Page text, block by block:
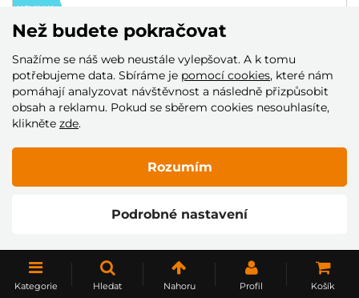
NOVINKA
DRES SPECIALIZED S-WORKS RACE JERSEY
3 899 Kč Skladem
Kategorie Hledat Nahoru Profil Košík
Než budete pokračovat
Snažíme se náš web neustále vylepšovat. A k tomu
potřebujeme data. Sbíráme je pomocí cookies, které nám
pomáhají analyzovat návštěvnost a následně přizpůsobit
obsah a reklamu. Pokud se sběrem cookies nesouhlasíte,
klikněte zde.
Podrobné nastavení
Rozumím